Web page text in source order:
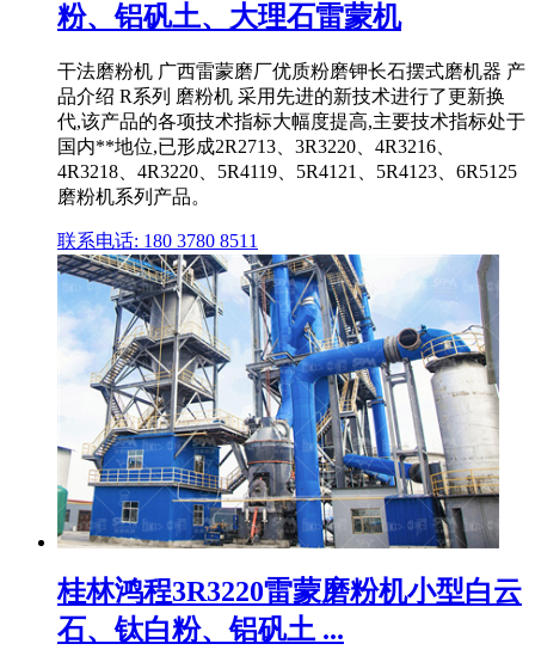
粉、铝矾土、大理石雷蒙机
干法磨粉机 广西雷蒙磨厂优质粉磨钾长石摆式磨机器 产
品介绍 R系列 磨粉机 采用先进的新技术进行了更新换
代,该产品的各项技术指标大幅度提高,主要技术指标处于
国内**地位,已形成2R2713、3R3220、4R3216、
4R3218、4R3220、5R4119、5R4121、5R4123、6R5125
磨粉机系列产品。
联系电话: 180 3780 8511
桂林鸿程3R3220雷蒙磨粉机小型白云
石、钛白粉、铝矾土 ...